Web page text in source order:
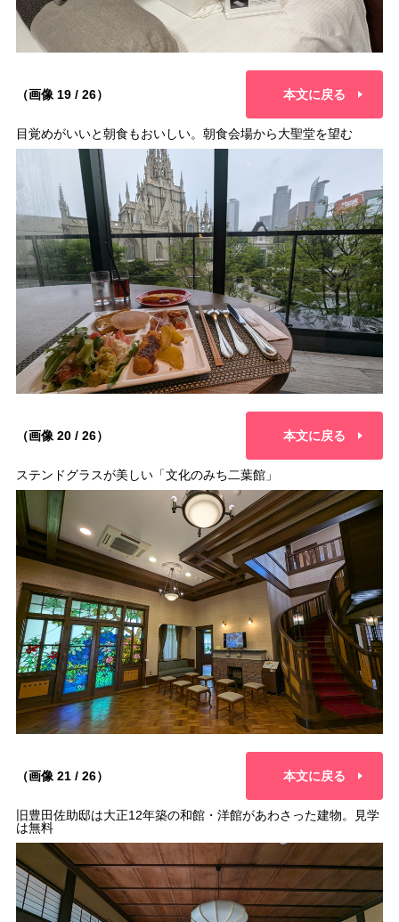
（画像 19 / 26） 本文に戻る
目覚めがいいと朝食もおいしい。朝食会場から大聖堂を望む
（画像 20 / 26） 本文に戻る
ステンドグラスが美しい「文化のみち二葉館」
（画像 21 / 26） 本文に戻る
旧豊田佐助邸は大正12年築の和館・洋館があわさった建物。見学
は無料